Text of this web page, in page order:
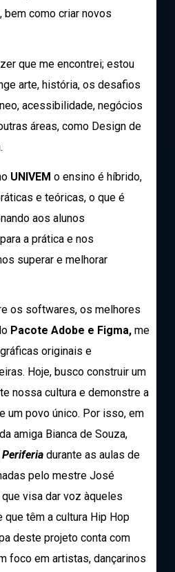
bem como criar novos
que me encontrei; estou
arte, história, os desafios
acessibilidade, negócios
áreas, como Design de
UNIVEM o ensino é híbrido,
e teóricas, o que é
aos alunos
a prática e nos
superar e melhorar
os softwares, os melhores
Pacote Adobe e Figma,me
originais e
Hoje, busco construir um
nossa cultura e demonstre a
um povo único. Por isso, em
amiga Bianca de Souza,
Periferiadurante as aulas de
pelo mestre José
visa dar voz àqueles
têm a cultura Hip Hop
deste projeto conta com
foco em artistas, dançarinos